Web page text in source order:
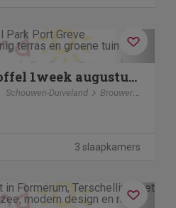
Next
Huis Christoffel 1week augustus nog vrij
Schouwen-Duiveland Brouwershaven
3 slaapkamers
Next